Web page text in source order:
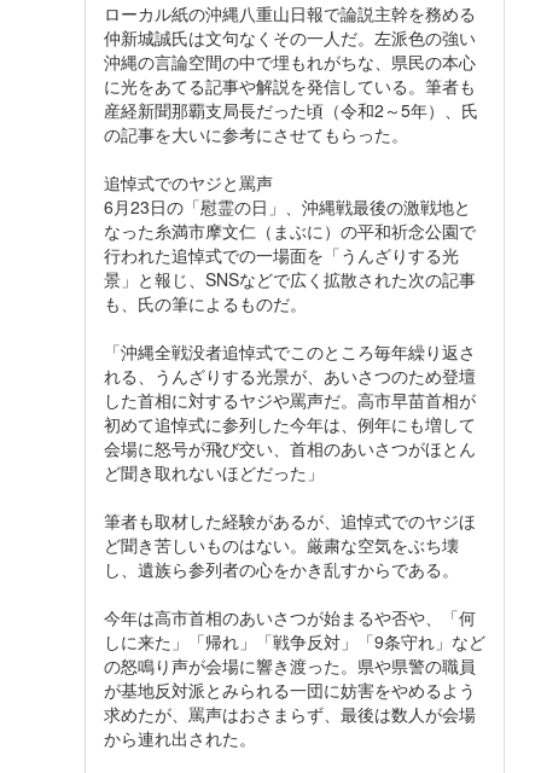
ローカル紙の沖縄八重山日報で論説主幹を務める
仲新城誠氏は文句なくその一人だ。左派色の強い
沖縄の言論空間の中で埋もれがちな、県民の本心
に光をあてる記事や解説を発信している。筆者も
産経新聞那覇支局長だった頃（令和2～5年）、氏
の記事を大いに参考にさせてもらった。
追悼式でのヤジと罵声
6月23日の「慰霊の日」、沖縄戦最後の激戦地と
なった糸満市摩文仁（まぶに）の平和祈念公園で
行われた追悼式での一場面を「うんざりする光
景」と報じ、SNSなどで広く拡散された次の記事
も、氏の筆によるものだ。
「沖縄全戦没者追悼式でこのところ毎年繰り返さ
れる、うんざりする光景が、あいさつのため登壇
した首相に対するヤジや罵声だ。高市早苗首相が
初めて追悼式に参列した今年は、例年にも増して
会場に怒号が飛び交い、首相のあいさつがほとん
ど聞き取れないほどだった」
筆者も取材した経験があるが、追悼式でのヤジほ
ど聞き苦しいものはない。厳粛な空気をぶち壊
し、遺族ら参列者の心をかき乱すからである。
今年は高市首相のあいさつが始まるや否や、「何
しに来た」「帰れ」「戦争反対」「9条守れ」など
の怒鳴り声が会場に響き渡った。県や県警の職員
が基地反対派とみられる一団に妨害をやめるよう
求めたが、罵声はおさまらず、最後は数人が会場
から連れ出された。